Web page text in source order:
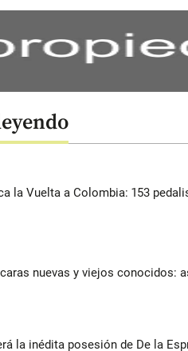
la Vuelta a Colombia: 153
nuevas y viejos conocidos:
la inédita posesión de De la